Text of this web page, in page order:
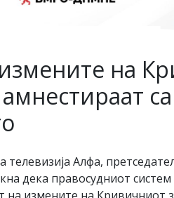
на
телевизија Алфа,
дека правосудниот